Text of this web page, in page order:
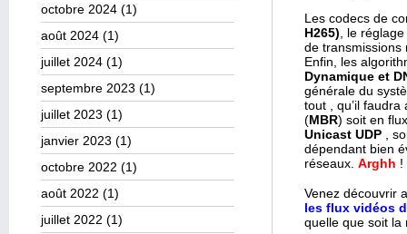
octobre 2024 (1)
août 2024 (1)
juillet 2024 (1)
septembre 2023 (1)
juillet 2023 (1)
janvier 2023 (1)
octobre 2022 (1)
août 2022 (1)
juillet 2022 (1)
Les codecs de
H265) , le
de transmissions
Enfin, les
Dynamique et
générale du
tout , qu’il
(MBR) soit en
Unicast UDP ,
dépendant bien
réseaux. Arghh !
Venez découvrir
les flux vidéos
quelle que soit la